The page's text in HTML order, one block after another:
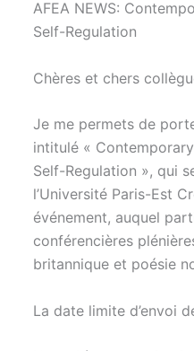
AFEA NEWS:
Self-Regulation
Chères et chers
Je me permets de
intitulé «
Self-Regulation », qui
l’Université Paris-Est
événement, auquel
conférencières
britannique et poésie
La date limite d’envoi